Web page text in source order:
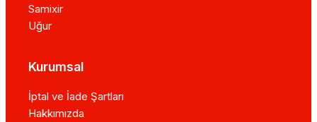
Samixir
Uğur
Kurumsal
İptal ve İade Şartları
Hakkımızda